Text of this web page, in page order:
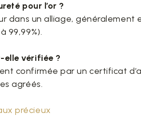
pour l’or ?
dans un alliage,
99,99%).
elle vérifiée ?
confirmée par un certificat
agréés.
précieux